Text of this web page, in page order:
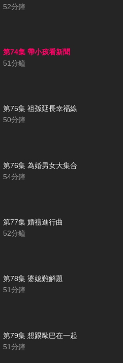
52分鐘
第74集 帶小孩看新聞
51分鐘
第75集 祖孫延長幸福線
50分鐘
第76集 為婚男女大集合
54分鐘
第77集 婚禮進行曲
52分鐘
第78集 婆媳難解題
51分鐘
第79集 想跟歐巴在一起
51分鐘